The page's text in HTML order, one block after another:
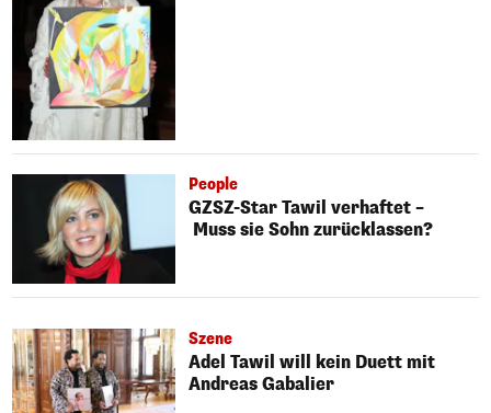
People
GZSZ-Star Tawil verhaftet –
Muss sie Sohn zurücklassen?
Szene
Adel Tawil will kein Duett mit
Andreas Gabalier